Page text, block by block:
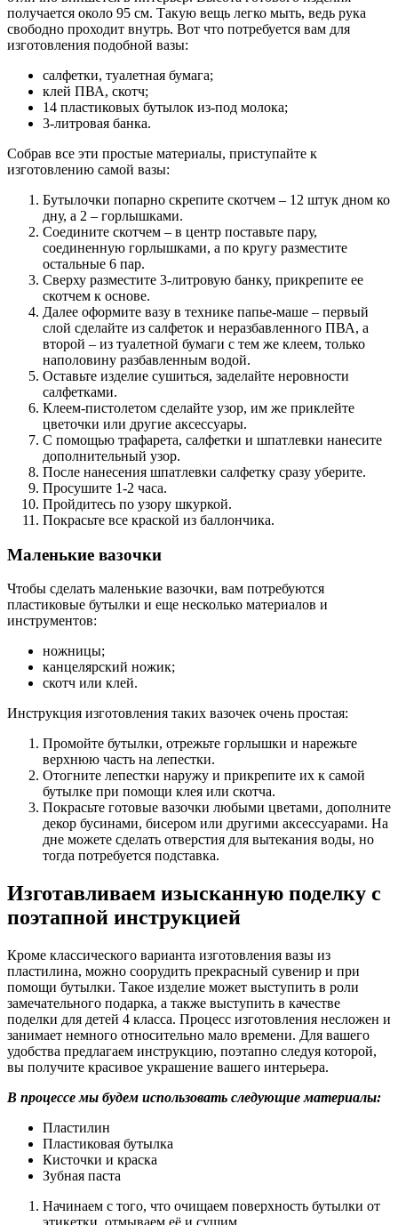
получается около 95 см. Такую вещь легко мыть, ведь рука
свободно проходит внутрь. Вот что потребуется вам для
изготовления подобной вазы:
салфетки, туалетная бумага;
клей ПВА, скотч;
14 пластиковых бутылок из-под молока;
3-литровая банка.
Собрав все эти простые материалы, приступайте к
изготовлению самой вазы:
Бутылочки попарно скрепите скотчем – 12 штук дном ко
дну, а 2 – горлышками.
Соедините скотчем – в центр поставьте пару,
соединенную горлышками, а по кругу разместите
остальные 6 пар.
Сверху разместите 3-литровую банку, прикрепите ее
скотчем к основе.
Далее оформите вазу в технике папье-маше – первый
слой сделайте из салфеток и неразбавленного ПВА, а
второй – из туалетной бумаги с тем же клеем, только
наполовину разбавленным водой.
Оставьте изделие сушиться, заделайте неровности
салфетками.
Клеем-пистолетом сделайте узор, им же приклейте
цветочки или другие аксессуары.
С помощью трафарета, салфетки и шпатлевки нанесите
дополнительный узор.
После нанесения шпатлевки салфетку сразу уберите.
Просушите 1-2 часа.
Пройдитесь по узору шкуркой.
Покрасьте все краской из баллончика.
Маленькие вазочки
Чтобы сделать маленькие вазочки, вам потребуются
пластиковые бутылки и еще несколько материалов и
инструментов:
ножницы;
канцелярский ножик;
скотч или клей.
Инструкция изготовления таких вазочек очень простая:
Промойте бутылки, отрежьте горлышки и нарежьте
верхнюю часть на лепестки.
Отогните лепестки наружу и прикрепите их к самой
бутылке при помощи клея или скотча.
Покрасьте готовые вазочки любыми цветами, дополните
декор бусинами, бисером или другими аксессуарами. На
дне можете сделать отверстия для вытекания воды, но
тогда потребуется подставка.
Изготавливаем изысканную поделку с
поэтапной инструкцией
Кроме классического варианта изготовления вазы из
пластилина, можно соорудить прекрасный сувенир и при
помощи бутылки. Такое изделие может выступить в роли
замечательного подарка, а также выступить в качестве
поделки для детей 4 класса. Процесс изготовления несложен и
занимает немного относительно мало времени. Для вашего
удобства предлагаем инструкцию, поэтапно следуя которой,
вы получите красивое украшение вашего интерьера.
В процессе мы будем использовать следующие материалы:
Пластилин
Пластиковая бутылка
Кисточки и краска
Зубная паста
Начинаем с того, что очищаем поверхность бутылки от